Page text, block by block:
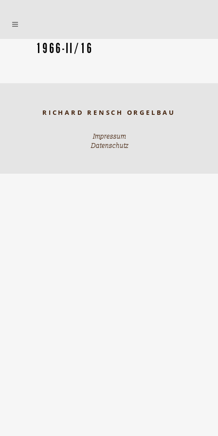
1966-II/16
RICHARD RENSCH ORGELBAU
Impressum
Datenschutz